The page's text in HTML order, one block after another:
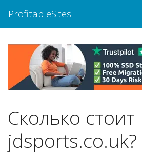
ProfitableSites
Сколько стоит
jdsports.co.uk?